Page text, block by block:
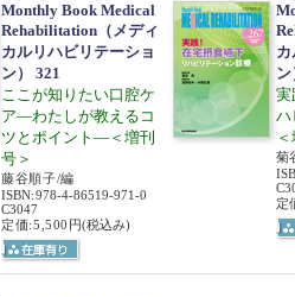
Monthly Book Medical
Rehabilitation（メディ
カルリハビリテーショ
ン） 321
ここが知りたい口腔ケ
ア―わたしが教えるコ
ツとポイント―＜増刊
号＞
藤谷順子/編
ISBN:978-4-86519-971-0
C3047
定価:5,500円(税込み)
ン
実
ハ
菊
定